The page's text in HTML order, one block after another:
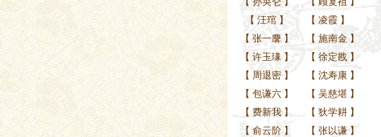
【 汪琯 】 【 凌霞 】
【 张一麐 】 【 施南金 】
【 许玉瑑 】 【 徐定戡 】
【 周退密 】 【 沈寿康 】
【 包谦六 】 【 吴慈堪 】
【 费新我 】 【 狄学耕 】
【 俞云阶 】 【 张以谦 】